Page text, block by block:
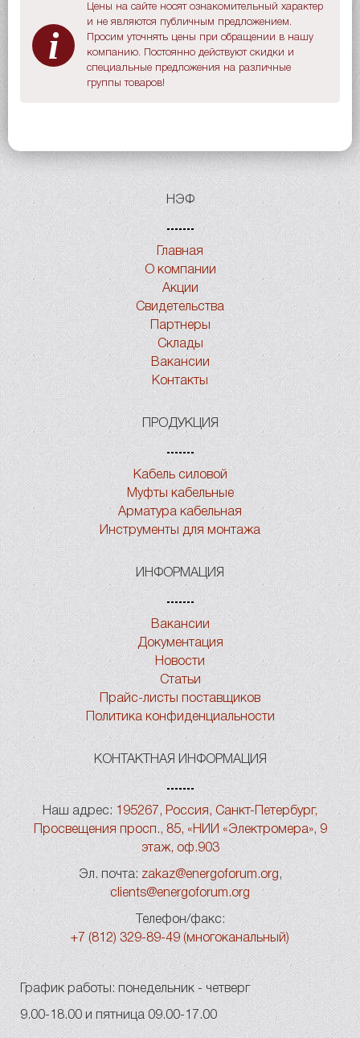
i
Цены на сайте носят ознакомительный характер
и не являются публичным предложением.
Просим уточнять цены при обращении в нашу
компанию. Постоянно действуют скидки и
специальные предложения на различные
группы товаров!
НЭФ
Главная
О компании
Акции
Свидетельства
Партнеры
Склады
Вакансии
Контакты
ПРОДУКЦИЯ
Кабель силовой
Муфты кабельные
Арматура кабельная
Инструменты для монтажа
ИНФОРМАЦИЯ
Вакансии
Документация
Новости
Статьи
Прайс-листы поставщиков
Политика конфиденциальности
КОНТАКТНАЯ ИНФОРМАЦИЯ
Наш адрес: 195267, Россия, Санкт-Петербург,
Просвещения просп., 85, «НИИ «Электромера», 9
этаж, оф.903
Эл. почта: zakaz@energoforum.org ,
clients@energoforum.org
Телефон/факс:
+7 (812) 329-89-49 (многоканальный)
График работы: понедельник - четверг
9.00-18.00 и пятница 09.00-17.00